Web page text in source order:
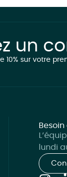
un
10% sur votre
lundi